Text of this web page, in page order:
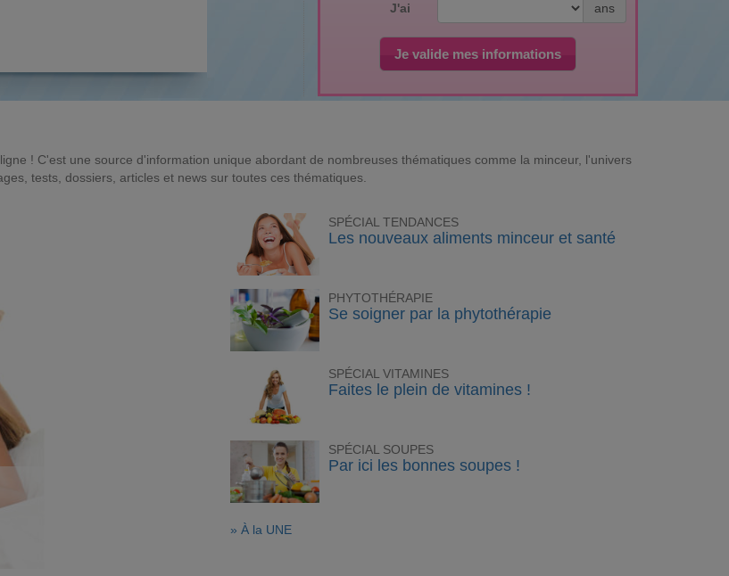
J'ai ans
Je valide mes informations
! C'est une source d'information unique abordant de nombreuses thématiques comme la minceur, l'univers
tests, dossiers, articles et news sur toutes ces thématiques.
SPÉCIAL TENDANCES
Les nouveaux aliments minceur et santé
PHYTOTHÉRAPIE
Se soigner par la phytothérapie
SPÉCIAL VITAMINES
Faites le plein de vitamines !
SPÉCIAL SOUPES
Par ici les bonnes soupes !
» À la UNE